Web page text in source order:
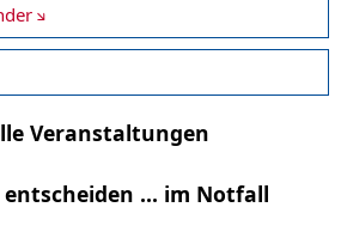
Veranstaltungen
... im Notfall